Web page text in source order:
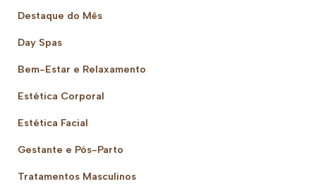
Destaque do Mês
Day Spas
Bem-Estar e Relaxamento
Estética Corporal
Estética Facial
Gestante e Pós-Parto
Tratamentos Masculinos